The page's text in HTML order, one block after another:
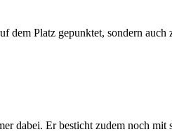
Platz gepunktet, sondern
dabei. Er besticht zudem noch